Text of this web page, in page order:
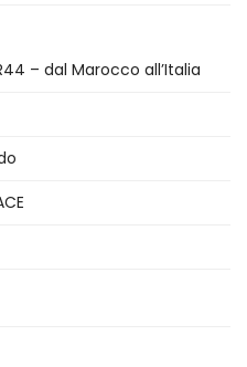
– dal Marocco all’Italia